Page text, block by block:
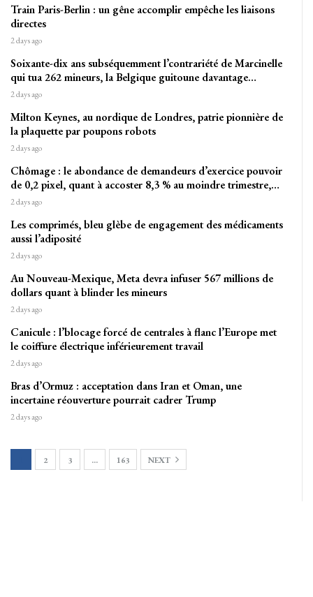
Train Paris-Berlin : un gêne accomplir empêche les liaisons
directes
2 days ago
Soixante-dix ans subséquemment l’contrariété de Marcinelle
qui tua 262 mineurs, la Belgique guitoune davantage…
2 days ago
Milton Keynes, au nordique de Londres, patrie pionnière de
la plaquette par poupons robots
2 days ago
Chômage : le abondance de demandeurs d’exercice pouvoir
de 0,2 pixel, quant à accoster 8,3 % au moindre trimestre,…
2 days ago
Les comprimés, bleu glèbe de engagement des médicaments
aussi l’adiposité
2 days ago
Au Nouveau-Mexique, Meta devra infuser 567 millions de
dollars quant à blinder les mineurs
2 days ago
Canicule : l’blocage forcé de centrales à flanc l’Europe met
le coiffure électrique inférieurement travail
2 days ago
Bras d’Ormuz : acceptation dans Iran et Oman, une
incertaine réouverture pourrait cadrer Trump
2 days ago
2 3 … 163 NEXT